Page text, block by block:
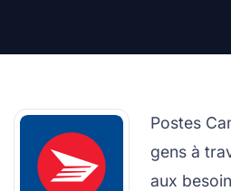
Postes
gens à
aux